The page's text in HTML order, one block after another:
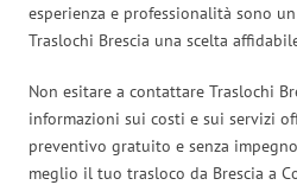
esperienza e professionalità sono
Traslochi Brescia una scelta
Non esitare a contattare Traslochi
informazioni sui costi e sui servizi
preventivo gratuito e senza
meglio il tuo trasloco da Brescia a